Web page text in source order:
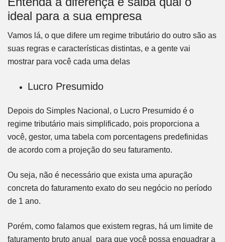
ideal para a sua empresa
Vamos lá, o que difere um regime tributário do outro são as
suas regras e características distintas, e a gente vai
mostrar para você cada uma delas
Lucro Presumido
Depois do Simples Nacional, o Lucro Presumido é o
regime tributário mais simplificado, pois proporciona a
você, gestor, uma tabela com porcentagens predefinidas
de acordo com a projeção do seu faturamento.
Ou seja, não é necessário que exista uma apuração
concreta do faturamento exato do seu negócio no período
de 1 ano.
Porém, como falamos que existem regras, há um limite de
faturamento bruto anual para que você possa enquadrar a